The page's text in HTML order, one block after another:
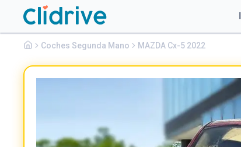
Coches Segunda Mano MAZDA Cx-5 2022
MazdaCx-5
2.5 GE 143KW 2WD AT ZENITH BLACK